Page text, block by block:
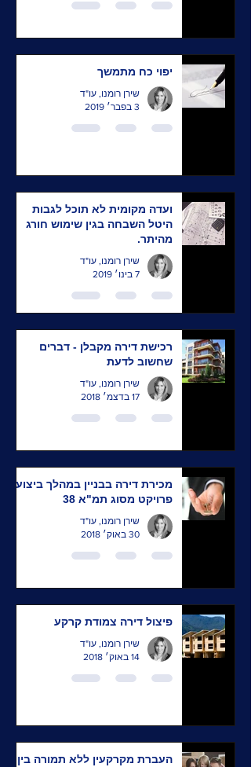
יפוי כח מתמשך
שירן רומנו, עו"ד
3 בפבר׳ 2019
ועדה מקומית לא תוכל לגבות
היטל השבחה בגין שימוש חורג
מהיתר.
שירן רומנו, עו"ד
7 בינו׳ 2019
רכישת דירה מקבלן - דברים
שחשוב לדעת
שירן רומנו, עו"ד
17 בדצמ׳ 2018
מכירת דירה בבניין במהלך ביצוע
פרויקט מסוג תמ"א 38
שירן רומנו, עו"ד
30 באוק׳ 2018
פיצול דירה צמודת קרקע
שירן רומנו, עו"ד
14 באוק׳ 2018
העברת מקרקעין ללא תמורה בין